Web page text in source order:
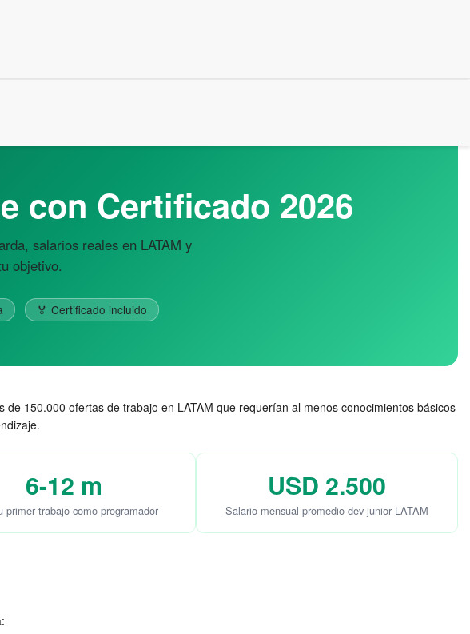
con Certificado 2026
salarios reales en LATAM y
objetivo.
🏅 Certificado incluido
150.000 ofertas de trabajo en LATAM que requerían al menos conocimientos básicos
6-12 m
primer trabajo como programador
USD 2.500
Salario mensual promedio dev junior LATAM